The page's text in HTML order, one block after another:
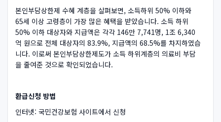
본인부담상한제 수혜 계층을 살펴보면, 소득하위 50% 이하와
65세 이상 고령층이 가장 많은 혜택을 받았습니다. 소득 하위
50% 이하 대상자와 지급액은 각각 146만 7,741명, 1조 6,340
억 원으로 전체 대상자의 83.9%, 지급액의 68.5%를 차지하였습
니다. 이로써 본인부담상한제도가 소득 하위계층의 의료비 부담
을 줄여준 것으로 확인되었습니다.
환급신청 방법
인터넷: 국민건강보험 사이트에서 신청